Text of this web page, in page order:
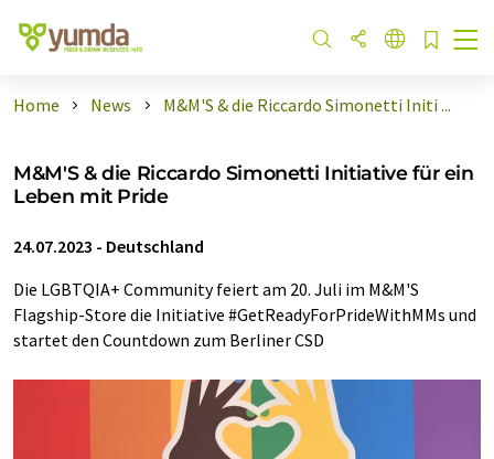
Home News M&M'S & die Riccardo Simonetti Initi ...
M&M'S & die Riccardo Simonetti Initiative für ein
Leben mit Pride
24.07.2023 - Deutschland
Die LGBTQIA+ Community feiert am 20. Juli im M&M'S
Flagship-Store die Initiative #GetReadyForPrideWithMMs und
startet den Countdown zum Berliner CSD